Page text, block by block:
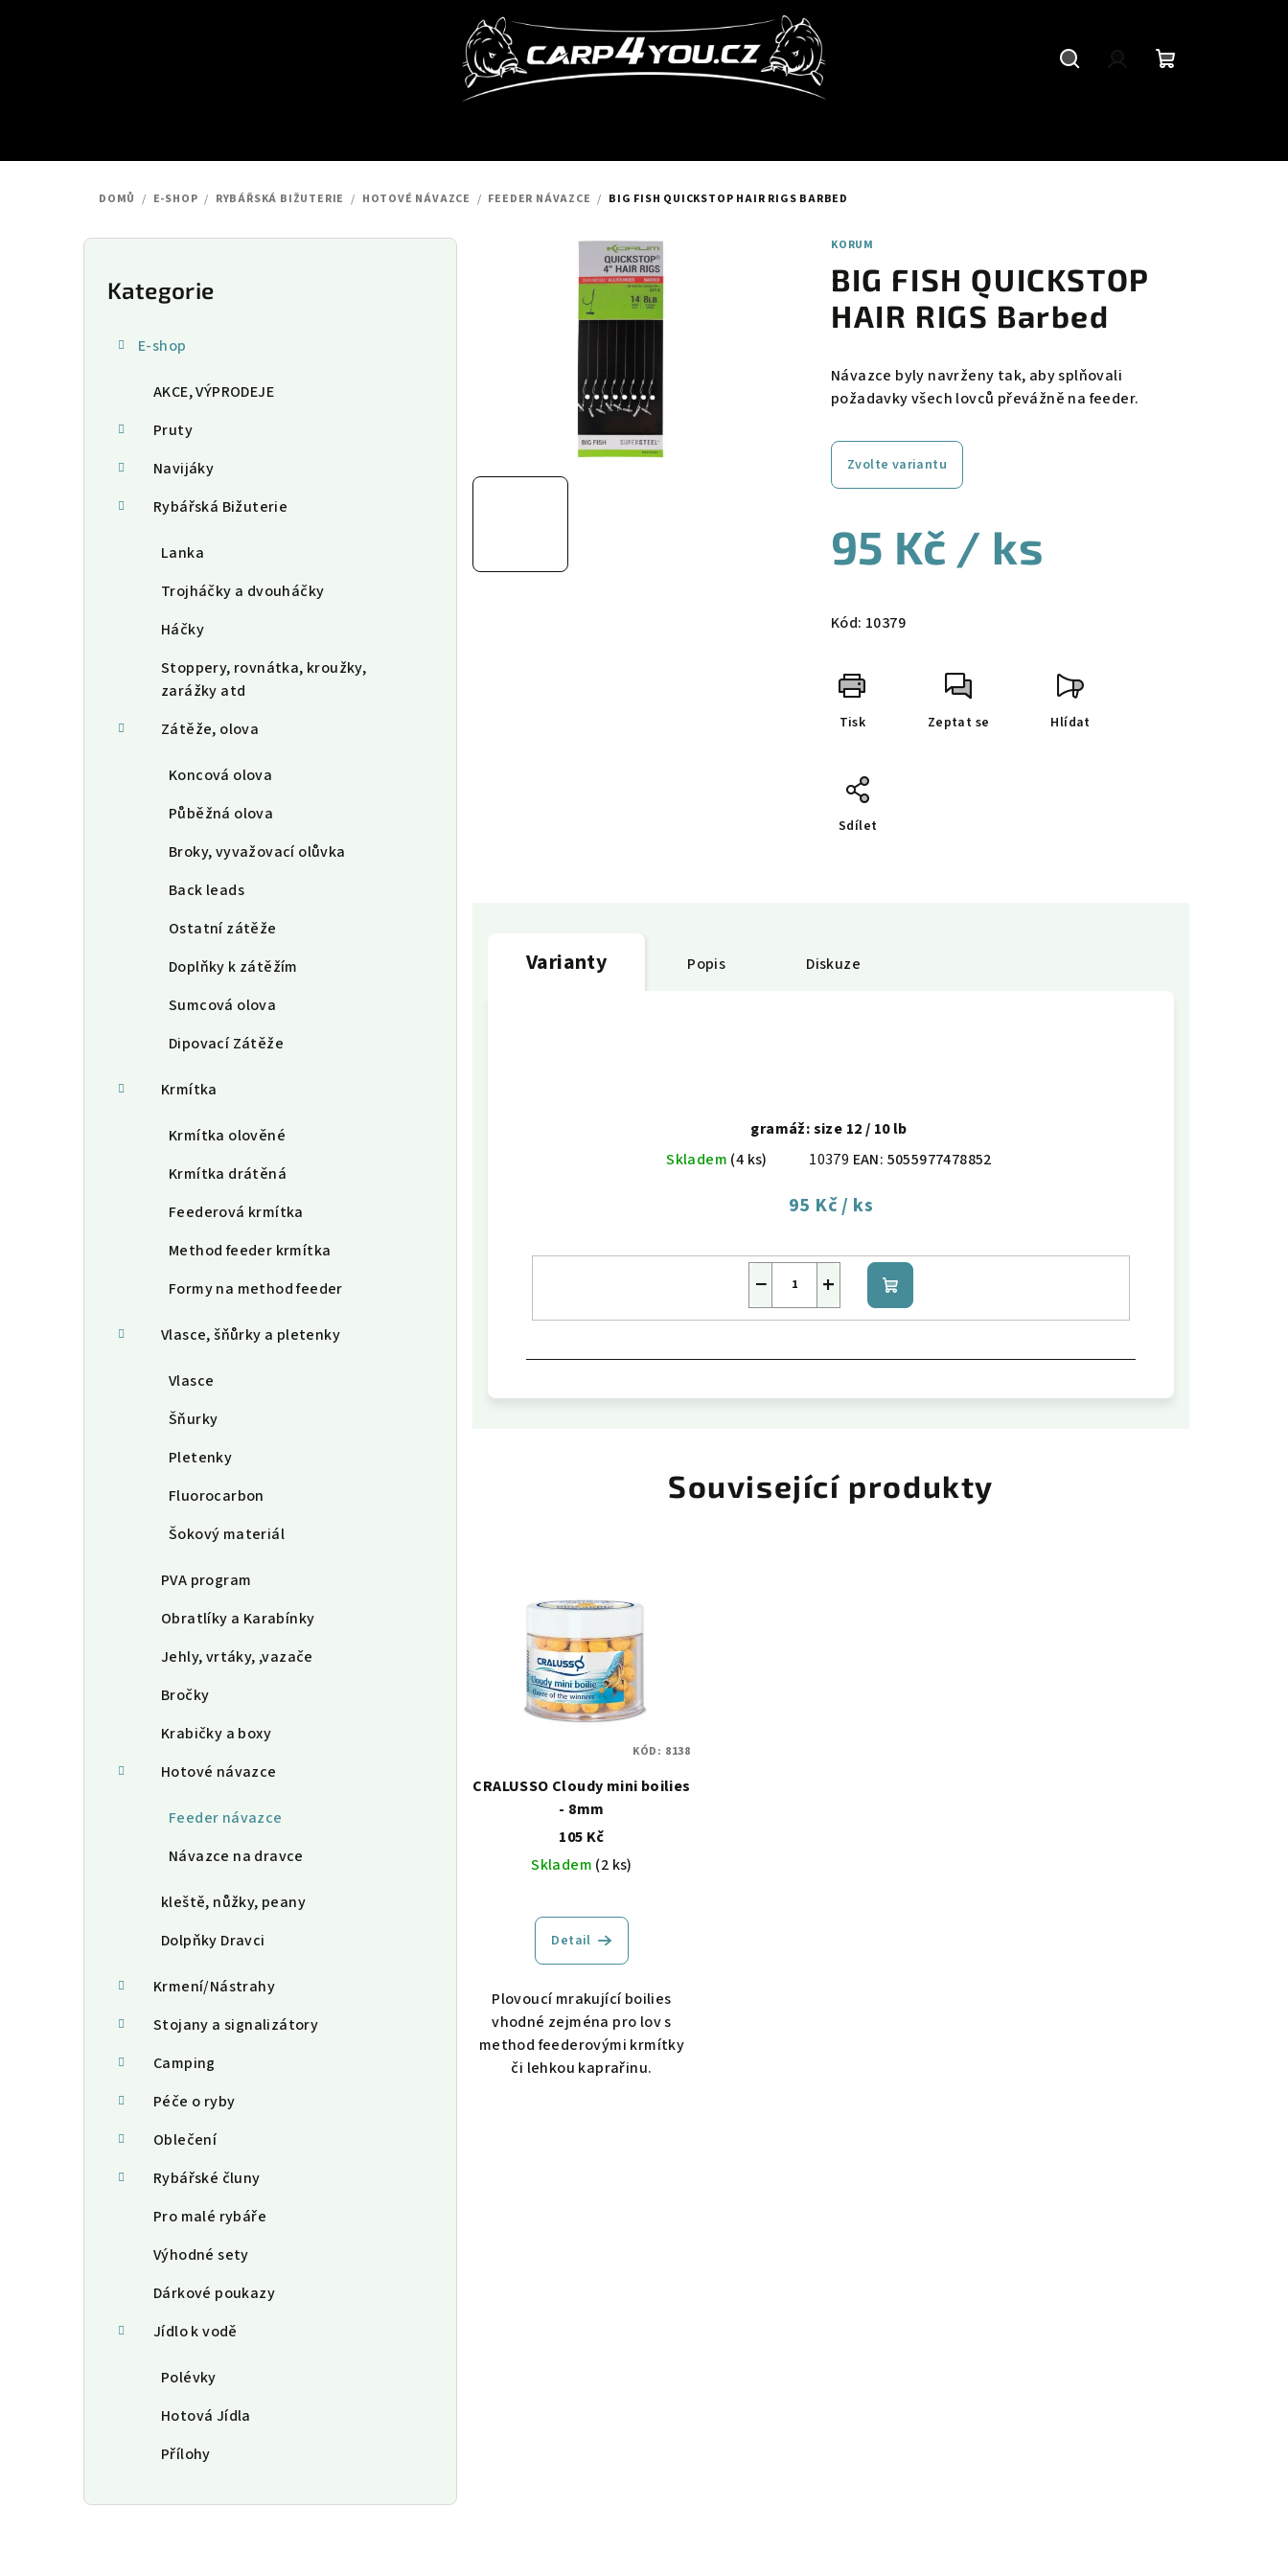
DOMŮ / E-SHOP / RYBÁŘSKÁ BIŽUTERIE / HOTOVÉ NÁVAZCE / FEEDER NÁVAZCE / BIG FISH QUICKSTOP HAIR RIGS BARBED
P
Přeskočit
kategorie
Kategorie
E-shop
AKCE, VÝPRODEJE
Pruty
Navijáky
Rybářská Bižuterie
Lanka
Trojháčky a dvouháčky
Háčky
Stoppery, rovnátka, kroužky,
zarážky atd
Zátěže, olova
Koncová olova
Půběžná olova
Broky, vyvažovací olůvka
Back leads
Ostatní zátěže
Doplňky k zátěžím
Sumcová olova
Dipovací Zátěže
Krmítka
Krmítka olověné
Krmítka drátěná
Feederová krmítka
Method feeder krmítka
Formy na method feeder
Vlasce, šňůrky a pletenky
Vlasce
Šňurky
Pletenky
Fluorocarbon
Šokový materiál
PVA program
Obratlíky a Karabínky
Jehly, vrtáky, ,vazače
Bročky
Krabičky a boxy
Hotové návazce
Feeder návazce
Návazce na dravce
kleště, nůžky, peany
Dolpňky Dravci
Krmení/Nástrahy
Stojany a signalizátory
Camping
Péče o ryby
Oblečení
Rybářské čluny
Pro malé rybáře
Výhodné sety
Dárkové poukazy
Jídlo k vodě
Polévky
Hotová Jídla
Přílohy
KORUM
BIG FISH QUICKSTOP
HAIR RIGS Barbed
Návazce byly navrženy tak, aby splňovali
požadavky všech lovců převážně na feeder.
Zvolte variantu
95 Kč / ks
cena:
Kód: 10379
Tisk Zeptat se Hlídat
Sdílet
Varianty Popis Diskuze
gramáž: size 12 / 10 lb
Skladem (4 ks) 10379 EAN: 5055977478852
95 Kč/ ks
+
− Do
košíku
Související produkty
CRALUSSO Cloudy mini boilies
- 8mm
105 Kč
Skladem (2 ks)
Detail
Plovoucí mrakující boilies
vhodné zejména pro lov s
method feederovými krmítky
či lehkou kaprařinu.
KÓD: 8138